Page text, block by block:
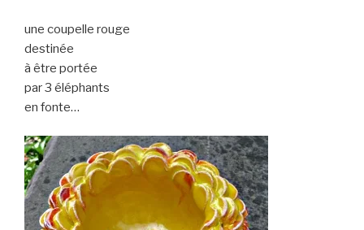
une coupelle rouge
destinée
à être portée
par 3 éléphants
en fonte…